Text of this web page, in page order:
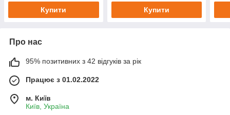
Купити Купити
Про нас
95% позитивних з 42 відгуків за рік
Працює з 01.02.2022
м. Київ
Київ, Україна